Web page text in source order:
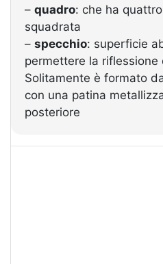
– quadro: che ha
squadrata
– specchio: superficie
permettere la riflessione
Solitamente è formato
con una patina
posteriore